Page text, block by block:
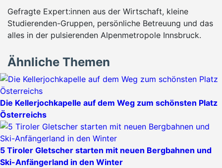
Gefragte Expert:innen aus der Wirtschaft, kleine
Studierenden-Gruppen, persönliche Betreuung und das
alles in der pulsierenden Alpenmetropole Innsbruck.
Ähnliche Themen
Die Kellerjochkapelle auf dem Weg zum schönsten Platz
Österreichs
5 Tiroler Gletscher starten mit neuen Bergbahnen und
Ski-Anfängerland in den Winter